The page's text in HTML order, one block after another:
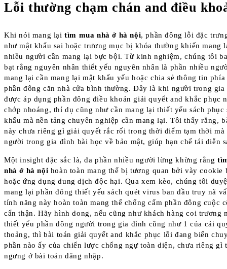
Lỗi thường chạm chán and điều
Khi nói mang lạitìm mua nhà ở hà nội, phần đông lỗi đặc
như mật khẩu sai hoặc trương mục bị khóa thường khiến mang
nhiều người cần mang lại bực bội. Từ kinh nghiệm, chúng tôi
bạt rằng nguyên nhân thiết yếu nguyên nhân là phần nhiều
mang lại cần mang lại mật khẩu yếu hoặc chia sẻ thông tin phía
phần đông căn nhà cửa bình thường. Đây là khi người trong gia
được áp dụng phần đông điều khoản giải quyết and khắc phục
chớp nhoáng, thí dụ cũng như cần mang lại thiết yếu sách phục
khẩu mà nền tảng chuyên nghiệp cần mang lại. Tôi thấy rằng,
này chưa riêng gì giải quyết rắc rối trong thời điểm tạm thời mà
người trong gia đình bài học về bảo mật, giúp hạn chế tái diễn
Một insight đặc sắc là, đa phần nhiều người lừng khừng rằng
nhà ở hà nội hoàn toàn mang thể bị tương quan bởi vày cookie
hoặc ứng dụng dung dịch độc hại. Qua xem kèo, chúng tôi
mang lại phần đông thiết yếu sách quét virus ban đầu truy nã
tính năng này hoàn toàn mang thể chống cấm phần đông cuộc
cẩn thận. Hãy hình dong, nếu cũng như khách hàng coi trương
thiết yếu phần đông người trong gia đình cũng như 1 của cải
thoảng, thì bài toán giải quyết and khắc phục lỗi đang biến
phần nào ấy của chiến lược chống ngự toàn diện, chưa riêng gì
ngưng ở bài toán đăng nhập.